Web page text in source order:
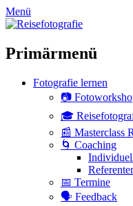
zum
Inhalt
Menü
Primärmenü
Fotografie lernen
📷
🎓
📰 Masterclass
🌀 Coaching
📅 Termine
🗣 Feedback